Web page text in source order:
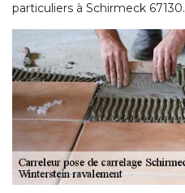
particuliers à Schirmeck 67130.